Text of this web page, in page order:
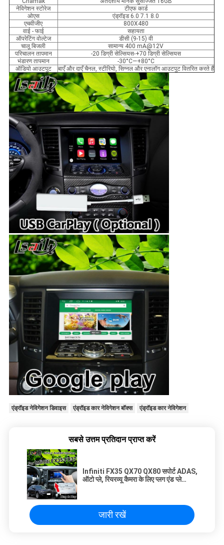
नेविगेशन स्टोरेज
टीएफ कार्ड
ओएस
एंड्रॉइड 6.0 7.1 8.0
एचवीजीए
800X480
वाई - फाई
सहायता
ऑपरेटिंग वोल्टेज
डीसी (9-15) वी
चालू बिजली
सामान्य 400 mA@12V
परिचालन तापमान
-20 डिग्री सेल्सियस-+70 डिग्री सेल्सियस
भंडारण तापमान
-30°C—+80°C
ऑडियो आउटपुट
बाएँ और दाएँ चैनल, स्टीरियो, सिग्नल और एनालॉग आउटपुट वितरित करते हैं
एंड्रॉइड नेविगेशन डिवाइस एंड्रॉइड कार नेविगेशन बॉक्स एंड्रॉइड कार नेविगेशन
सबसे उत्तम प्रतिदान प्राप्त करें
Infiniti FX35 QX70 QX80 सपोर्ट ADAS,
ऑटो प्ले, रियरव्यू कैमरा के लिए प्लग एंड प्ले
जारी रखें